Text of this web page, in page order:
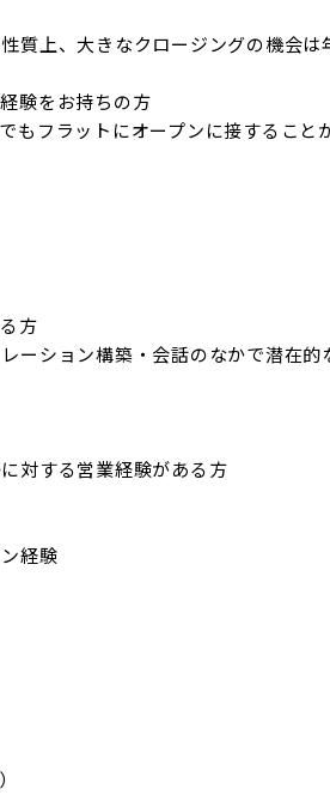
質上、大きなクロージングの機会は
験をお持ちの方
もフラットにオープンに接すること
方
ーション構築・会話のなかで潜在的
対する営業経験がある方
経験